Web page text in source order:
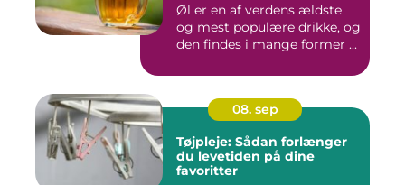
Øl er en af verdens ældste
og mest populære drikke, og
den findes i mange former ...
08. sep
Tøjpleje: Sådan forlænger
du levetiden på dine
favoritter